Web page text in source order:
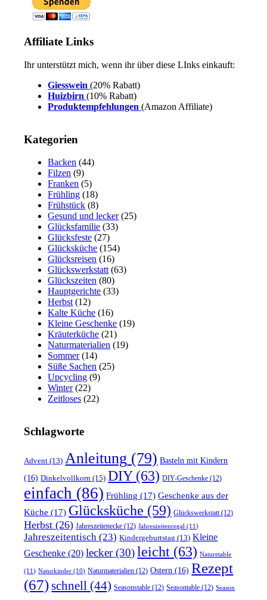
Affiliate Links
Ihr unterstützt mich, wenn ihr über diese LInks einkauft:
Giesswein (20% Rabatt)
Huizbirn(10% Rabatt)
Produktempfehlungen(Amazon Affiliate)
Kategorien
Backen (44)
Filzen (9)
Franken (5)
Frühling (18)
Frühstück (8)
Gesund und lecker(25)
Glücksfamilie (33)
Glücksfeste (27)
Glücksküche (154)
Glücksreisen (16)
Glückswerkstatt (63)
Glückszeiten (80)
Hauptgerichte (33)
Herbst (12)
Kalte Küche (16)
Kleine Geschenke (19)
Kräuterküche (21)
Naturmaterialien (19)
Sommer(14)
Süße Sachen (25)
Upcycling (9)
Winter(22)
Zeitloses (22)
Schlagworte
Advent (13) Anleitung (79) Basteln mit Kindern
(16) Dinkelvollkorn (15) DIY(63) DIY-Geschenke (12)
einfach (86) Frühling (17) Geschenke aus der
Küche (17) Glücksküche (59) Glückswerkstatt (12)
Herbst (26) Jahreszeitenecke (12) Jahreszeitenregal (11)
Jahreszeitentisch (23) Kindergeburtstag (13) Kleine
Geschenke (20) lecker(30) leicht (63) Naturetable
(11) Naturkinder (10) Naturmaterialien (12) Ostern (16) Rezept
(67)schnell (44) Seasonstable (12) Seasontable (12) Season